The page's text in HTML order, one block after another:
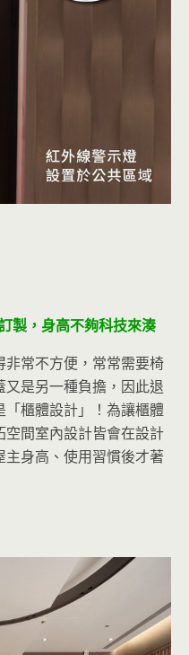
製，身高不夠科技來湊
常不方便，常常需要椅
是另一種負擔，因此退
櫃體設計」！為讓櫃體
間室內設計皆會在設計
身高、使用習慣後才著